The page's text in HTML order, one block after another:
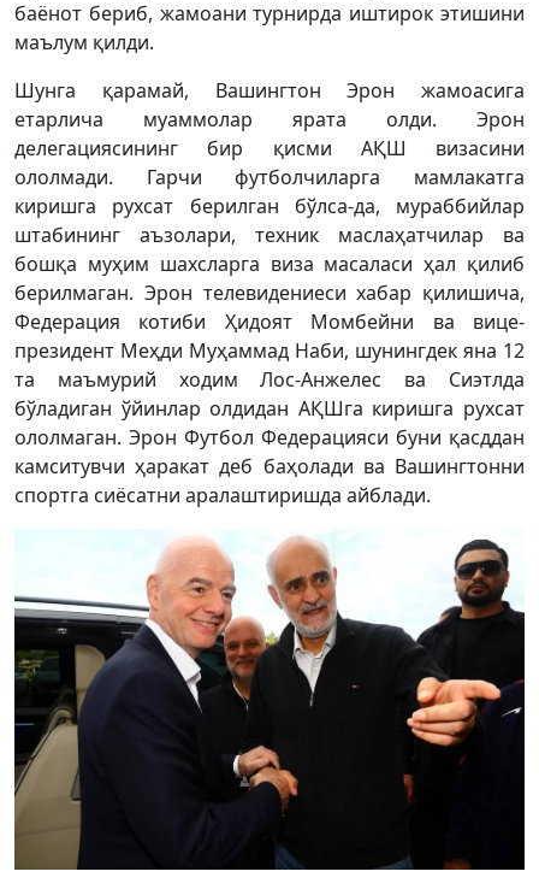
баёнот бериб, жамоани турнирда иштирок этишини
маълум қилди.
Шунга қарамай, Вашингтон Эрон жамоасига
етарлича муаммолар ярата олди. Эрон
делегациясининг бир қисми АҚШ визасини
ололмади. Гарчи футболчиларга мамлакатга
киришга рухсат берилган бўлса-да, мураббийлар
штабининг аъзолари, техник маслаҳатчилар ва
бошқа муҳим шахсларга виза масаласи ҳал қилиб
берилмаган. Эрон телевидениеси хабар қилишича,
Федерация котиби Ҳидоят Момбейни ва вице-
президент Меҳди Муҳаммад Наби, шунингдек яна 12
та маъмурий ходим Лос-Анжелес ва Сиэтлда
бўладиган ўйинлар олдидан АҚШга киришга рухсат
ололмаган. Эрон Футбол Федерацияси буни қасддан
камситувчи ҳаракат деб баҳолади ва Вашингтонни
спортга сиёсатни аралаштиришда айблади.